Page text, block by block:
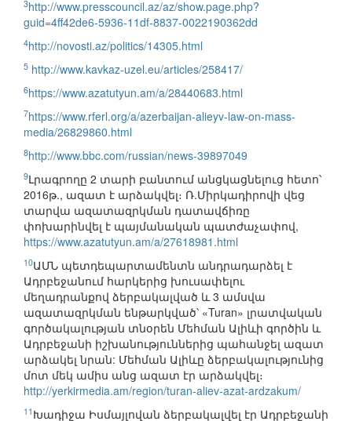
3http://www.presscouncil.az/az/show.page.php?
guid=4ff42de6-5936-11df-8837-0022190362dd
4http://novosti.az/politics/14305.html
5 http://www.kavkaz-uzel.eu/articles/258417/
6https://www.azatutyun.am/a/28440683.html
7https://www.rferl.org/a/azerbaijan-alieyv-law-on-mass-
media/26829860.html
8http://www.bbc.com/russian/news-39897049
9Լրագրողը 2 տարի բանտում անցկացնելուց հետո՝
2016թ., ազատ է արձակվել։ Ռ.Միրկադիրովի վեց
տարվա ազատազրկման դատավճիռը
փոխարինվել է պայմանական պատժաչափով,
https://www.azatutyun.am/a/27618981.html
10ԱՄՆ պետդեպարտամենտն անդրադարձել է
Ադրբեջանում հարկերից խուսափելու
մեղադրանքով ձերբակալված և 3 ամսվա
ազատազրկման ենթարկված՝ «Turan» լրատվական
գործակալության տնօրեն Մեհման Ալիևի գործին և
Ադրբեջանի իշխանություններից պահանջել ազատ
արձակել նրան: Մեհման Ալիևը ձերբակալությունից
մոտ մեկ ամիս անց ազատ էր արձակվել։
http://yerkirmedia.am/region/turan-aliev-azat-ardzakum/
11 Խադիջա Իսմայլովան ձերբակալվել էր Ադրբեջանի